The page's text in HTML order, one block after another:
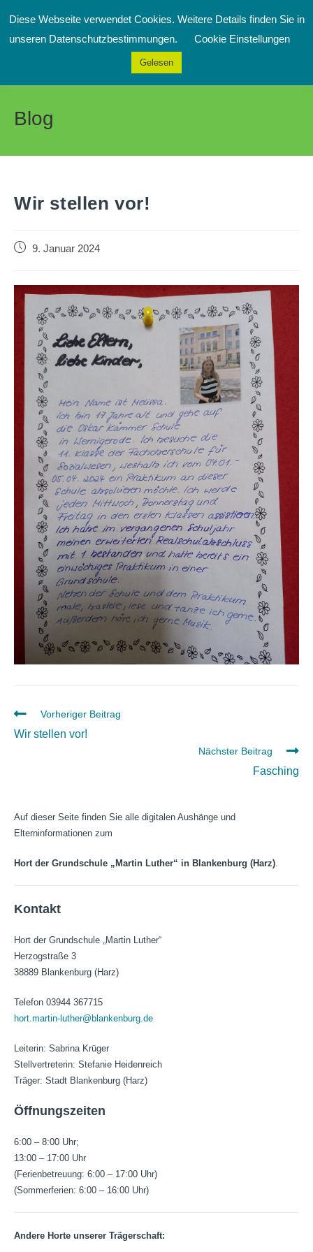
Inhalt
springen
Blog
Wir stellen vor!
Beitrag9. Januar 2024
Weitere
ansehen
Vorheriger Beitrag
Wir stellen vor!
Nächster Beitrag
Fasching
Auf dieser Seite finden Sie alle digitalen Aushänge und
Elterninformationen zum
Hort der Grundschule „Martin Luther“ in Blankenburg (Harz).
Kontakt
Hort der Grundschule „Martin Luther“
Herzogstraße 3
38889 Blankenburg (Harz)
Telefon 03944 367715
hort.martin-luther@blankenburg.de
Leiterin: Sabrina Krüger
Stellvertreterin: Stefanie Heidenreich
Träger: Stadt Blankenburg (Harz)
Öffnungszeiten
6:00 – 8:00 Uhr;
13:00 – 17:00 Uhr
(Ferienbetreuung: 6:00 – 17:00 Uhr)
(Sommerferien: 6:00 – 16:00 Uhr)
Andere Horte unserer Trägerschaft:
Diese Webseite verwendet Cookies. Weitere Details finden Sie in
unseren Datenschutzbestimmungen.
Cookie Einstellungen
Gelesen